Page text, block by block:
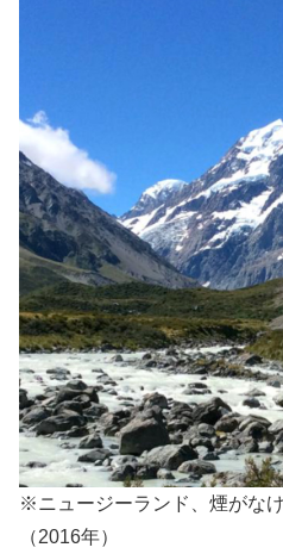
※ニュージーランド、煙がな
（2016年）